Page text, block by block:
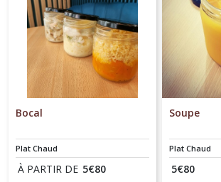
Bocal
Plat Chaud
À PARTIR DE 5€80
Soupe
Plat Chaud
5€80
Afficher
résultats